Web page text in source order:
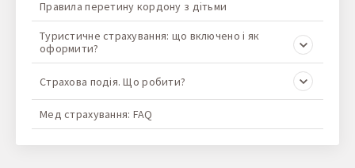
Правила перетину кордону з дітьми
Туристичне страхування: що включено і як
оформити?
Страхова подія. Що робити?
Мед страхування: FAQ